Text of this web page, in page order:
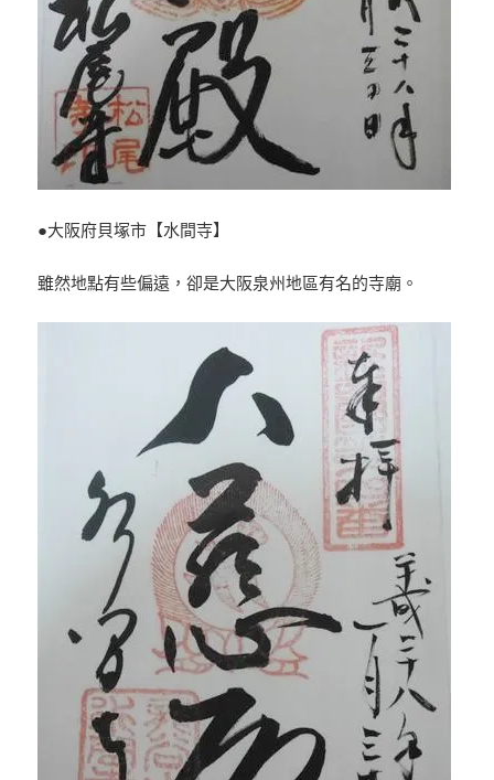
●大阪府貝塚市【水間寺】
雖然地點有些偏遠，卻是大阪泉州地區有名的寺廟。